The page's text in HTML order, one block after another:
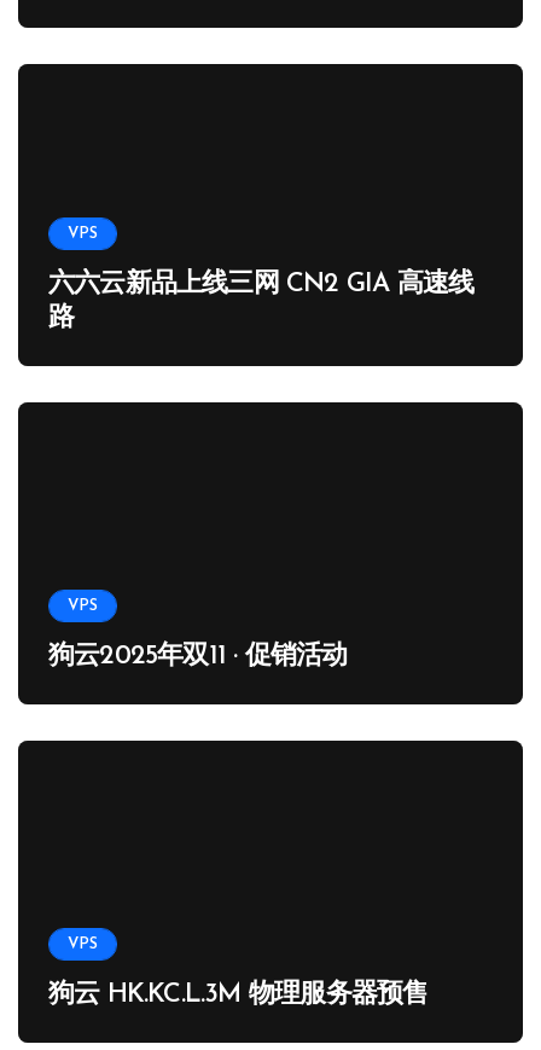
VPS
六六云新品上线三网 CN2 GIA 高速线
路
VPS
狗云2025年双11 · 促销活动
VPS
狗云 HK.KC.L.3M 物理服务器预售